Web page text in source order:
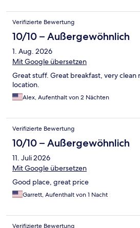
Verifizierte Bewertung
10/10 – Außergewöhnlich
1. Aug. 2026
Mit Google übersetzen
Great stuff. Great breakfast, very clean
location.
Alex, Aufenthalt von 2 Nächten
Verifizierte Bewertung
10/10 – Außergewöhnlich
11. Juli 2026
Mit Google übersetzen
Good place, great price
Garrett, Aufenthalt von 1 Nacht
Verifizierte Bewertung